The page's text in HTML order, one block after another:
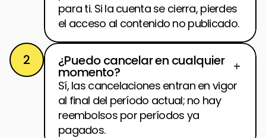
para ti. Si la cuenta se cierra, pierdes
el acceso al contenido no publicado.
2 ¿Puedo cancelar en cualquier
momento?
Sí, las cancelaciones entran en vigor
al final del período actual; no hay
reembolsos por períodos ya
pagados.